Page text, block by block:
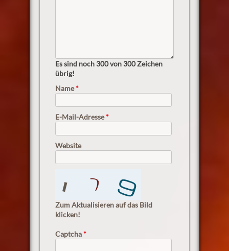
Es sind noch 300von 300 Zeichen
übrig!
Name*
E-Mail-Adresse*
Website
Zum Aktualisieren auf das Bild
klicken!
Captcha*